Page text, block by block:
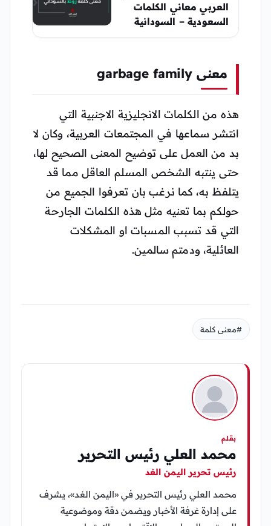
العربي معاني الكلمات
السعودية – السودانية
معنى garbage family
هذه من الكلمات الانجليزية الاجنبية التي
انتشر سماعها في المجتمعات العربية، وكان لا
بد من العمل على توضيح المعنى الصحيح لها،
حتى ينتبه الشخص المسلم العاقل مما قد
يتلفظ به، كما نرغب بان تعرفوا الجميع من
حولكم بما تعنيه مثل هذه الكلمات الجارحة
التي قد تسبب المسبات او المشكلات
العائلية، ودمتم سالمين.
#معنى كلمة
بقلم
محمد العلي رئيس التحرير
رئيس تحرير اليمن الغد
محمد العلي رئيس التحرير في «اليمن الغد»، يشرف
على إدارة غرفة الأخبار ويضمن دقة وموضوعية